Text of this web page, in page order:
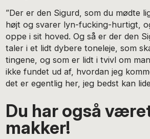
”Der er den Sigurd, som du mødte
højt og svarer lyn-fucking-hurtigt,
oppe i sit hoved. Og så er der den
taler i et lidt dybere toneleje, som
tingene, og som er lidt i tvivl om
ikke fundet ud af, hvordan jeg
det er egentlig her, jeg bedst kan
Du har også
makker!